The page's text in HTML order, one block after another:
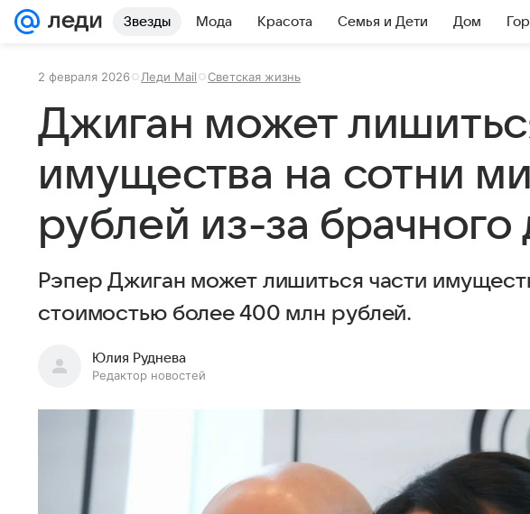
Звезды Мода Красота Семья и Дети Дом
2 февраля 2026 Леди Mail Светская жизнь
Джиган может
имущества на сотни
рублей из-за брачного
Рэпер Джиган может лишиться части
стоимостью более 400 млн рублей.
Юлия Руднева
Редактор новостей